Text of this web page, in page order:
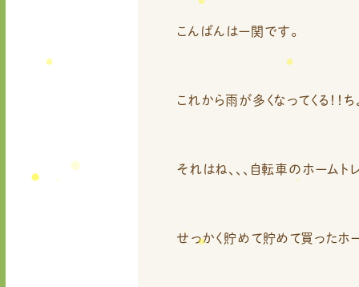
こんばんはー関です。
これから雨が多くなってくる！！
それはね、、、自転車のホーム
せっかく貯めて貯めて買ったホー